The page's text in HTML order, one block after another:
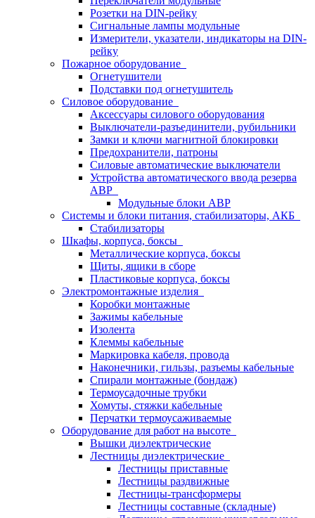
Розетки на DIN-рейку
Сигнальные лампы модульные
Измерители, указатели, индикаторы на DIN-
рейку
Пожарное оборудование
Огнетушители
Подставки под огнетушитель
Силовое оборудование
Аксессуары силового оборудования
Выключатели-разъединители, рубильники
Замки и ключи магнитной блокировки
Предохранители, патроны
Силовые автоматические выключатели
Устройства автоматического ввода резерва
АВР
Модульные блоки АВР
Системы и блоки питания, стабилизаторы, АКБ
Стабилизаторы
Шкафы, корпуса, боксы
Металлические корпуса, боксы
Щиты, ящики в сборе
Пластиковые корпуса, боксы
Электромонтажные изделия
Коробки монтажные
Зажимы кабельные
Изолента
Клеммы кабельные
Маркировка кабеля, провода
Наконечники, гильзы, разъемы кабельные
Спирали монтажные (бондаж)
Термоусадочные трубки
Хомуты, стяжки кабельные
Перчатки термоусаживаемые
Оборудование для работ на высоте
Вышки диэлектрические
Лестницы диэлектрические
Лестницы приставные
Лестницы раздвижные
Лестницы-трансформеры
Лестницы составные (складные)